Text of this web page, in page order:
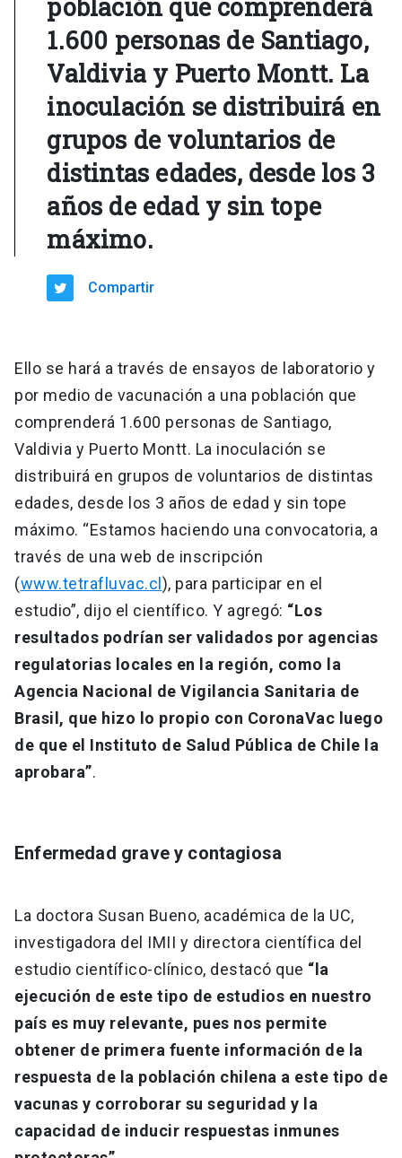
población que comprenderá
1.600 personas de Santiago,
Valdivia y Puerto Montt. La
inoculación se distribuirá en
grupos de voluntarios de
distintas edades, desde los 3
años de edad y sin tope
máximo.
Compartir
Ello se hará a través de ensayos de laboratorio y
por medio de vacunación a una población que
comprenderá 1.600 personas de Santiago,
Valdivia y Puerto Montt. La inoculación se
distribuirá en grupos de voluntarios de distintas
edades, desde los 3 años de edad y sin tope
máximo. “Estamos haciendo una convocatoria, a
través de una web de inscripción
(www.tetrafluvac.cl ), para participar en el
estudio”, dijo el científico. Y agregó: “Los
resultados podrían ser validados por agencias
regulatorias locales en la región, como la
Agencia Nacional de Vigilancia Sanitaria de
Brasil, que hizo lo propio con CoronaVac luego
de que el Instituto de Salud Pública de Chile la
aprobara”.
Enfermedad grave y contagiosa
La doctora Susan Bueno, académica de la UC,
investigadora del IMII y directora científica del
estudio científico-clínico, destacó que “la
ejecución de este tipo de estudios en nuestro
país es muy relevante, pues nos permite
obtener de primera fuente información de la
respuesta de la población chilena a este tipo de
vacunas y corroborar su seguridad y la
capacidad de inducir respuestas inmunes